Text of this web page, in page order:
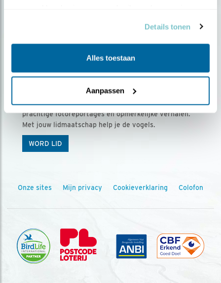
Details tonen
Alles toestaan
Aanpassen
Ontvang 5 x Vogels voor € 36,00 per jaar
Vogels is het tijdschrift voor onze leden, met
prachtige fotoreportages en opmerkelijke verhalen.
Met jouw lidmaatschap help je de vogels.
WORD LID
Onze sites Mijn privacy Cookieverklaring Colofon